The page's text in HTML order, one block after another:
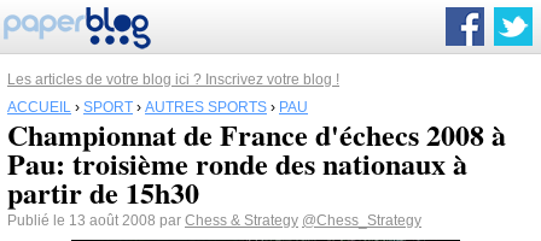
Les articles de votre blog ici ? Inscrivez votre blog !
ACCUEIL › SPORT › AUTRES SPORTS › PAU
Championnat de France d'échecs 2008 à
Pau: troisième ronde des nationaux à
partir de 15h30
Publié le 13 août 2008 par Chess & Strategy @Chess_Strategy